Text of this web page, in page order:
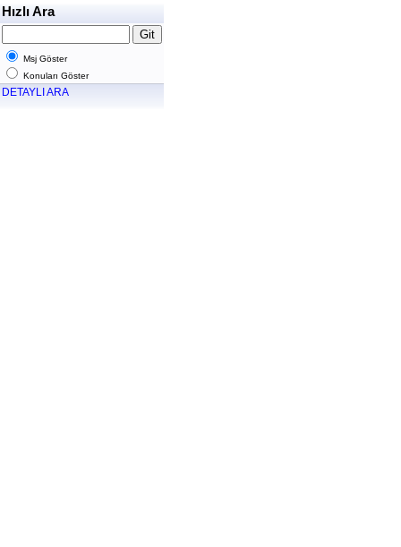
Hızlı Ara
Msj Göster
Konuları Göster
DETAYLI ARA